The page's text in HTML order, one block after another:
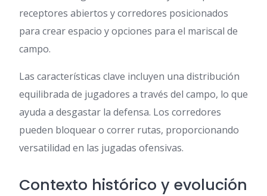
receptores abiertos y corredores posicionados
para crear espacio y opciones para el mariscal de
campo.
Las características clave incluyen una distribución
equilibrada de jugadores a través del campo, lo que
ayuda a desgastar la defensa. Los corredores
pueden bloquear o correr rutas, proporcionando
versatilidad en las jugadas ofensivas.
Contexto histórico y evolución